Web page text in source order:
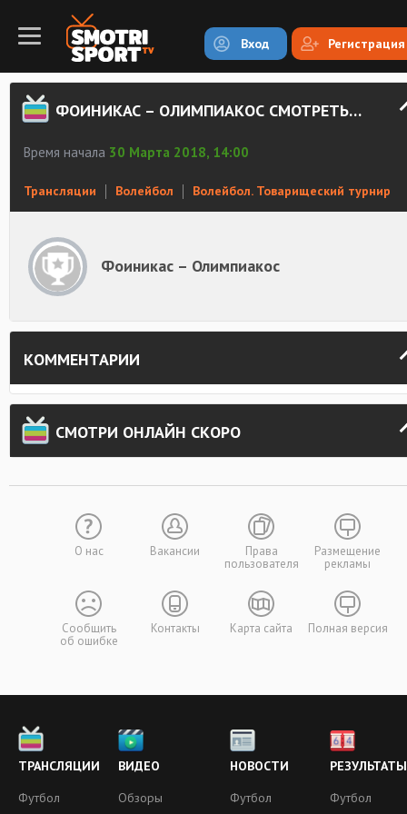
Вход Регистрация
ФОИНИКАС – ОЛИМПИАКОС СМОТРЕТЬ ОНЛАЙН
Время начала 30 Марта 2018, 14:00
Трансляции Волейбол Волейбол. Товарищеский турнир
Фоиникас – Олимпиакос
КОММЕНТАРИИ
СМОТРИ ОНЛАЙН СКОРО
О нас Вакансии
Права
пользователя
Размещение
рекламы
Сообщить
об ошибке
Контакты Карта сайта Полная версия
ТРАНСЛЯЦИИ
Футбол
ВИДЕО
Обзоры
НОВОСТИ
Футбол
РЕЗУЛЬТАТЫ
Футбол